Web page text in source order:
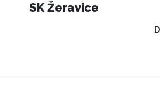
SK Žeravice